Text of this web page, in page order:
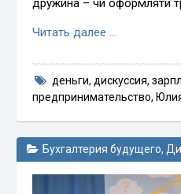
дружина – чи оформляти
Читать далее …
деньги, дискуссия,
предпринимательство,
Бухгалтерия будущего,